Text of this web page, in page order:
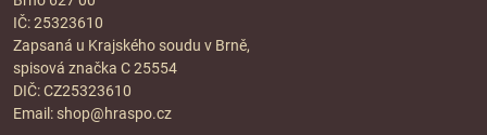
IČ: 25323610
Zapsaná u Krajského soudu v Brně,
spisová značka C 25554
DIČ: CZ25323610
Email: shop@hraspo.cz